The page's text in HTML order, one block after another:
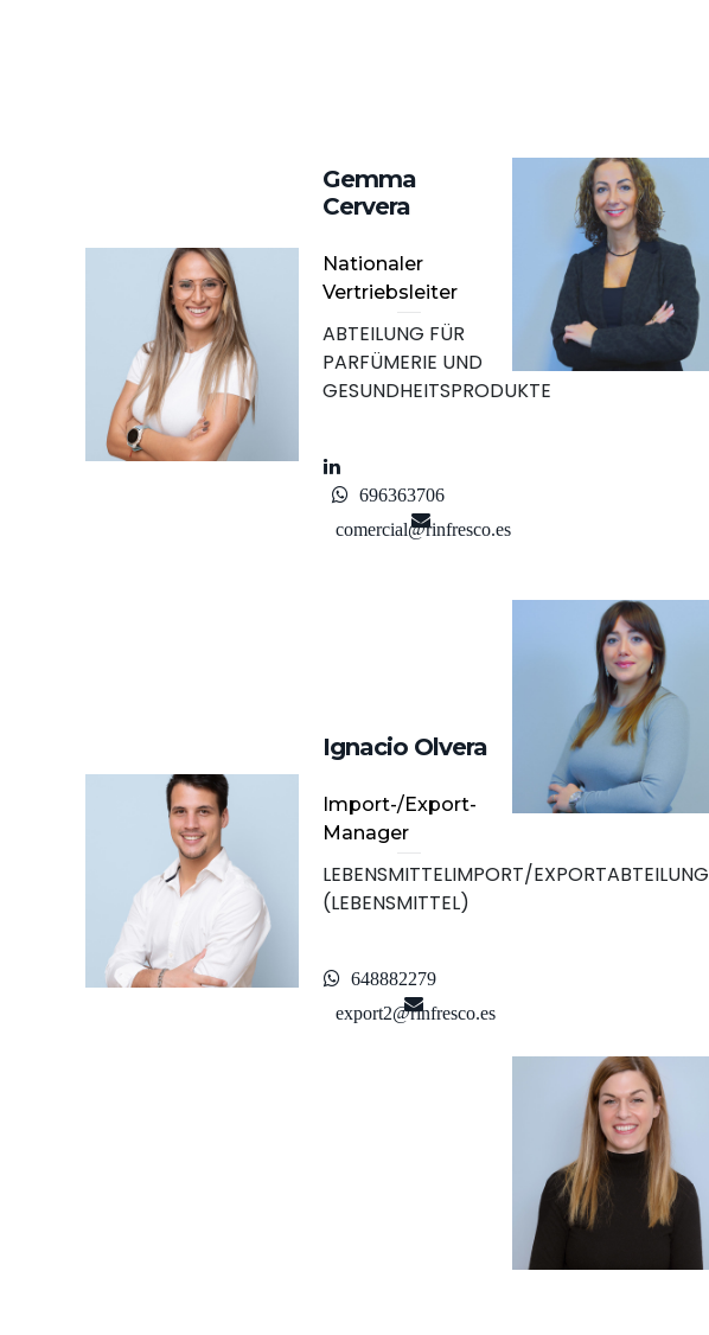
Gemma
Cervera
Nationaler
Vertriebsleiter
ABTEILUNG FÜR
PARFÜMERIE UND
GESUNDHEITSPRODUKTE
696363706
comercial@rinfresco.es
Ignacio Olvera
Import-/Export-
Manager
LEBENSMITTELIMPORT/EXPORTABTEILUNG
(LEBENSMITTEL)
648882279
export2@rinfresco.es